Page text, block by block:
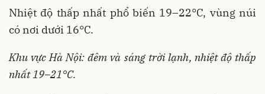
Nhiệt độ thấp nhất phổ biến 19–22°C, vùng núi
có nơi dưới 16°C.
Khu vực Hà Nội: đêm và sáng trời lạnh, nhiệt độ thấp
nhất 19–21°C.